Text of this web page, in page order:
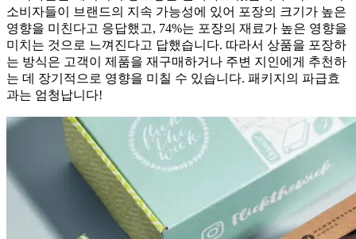
소비자들이 브랜드의 지속 가능성에 있어 포장의 크기가 높은
영향을 미친다고 응답했고, 74%는 포장의 재료가 높은 영향을
미치는 것으로 느껴진다고 답했습니다. 따라서 상품을 포장하
는 방식은 고객이 제품을 재구매하거나 주변 지인에게 추천하
는 데 장기적으로 영향을 미칠 수 있습니다. 패키지의 파급효
과는 엄청납니다!